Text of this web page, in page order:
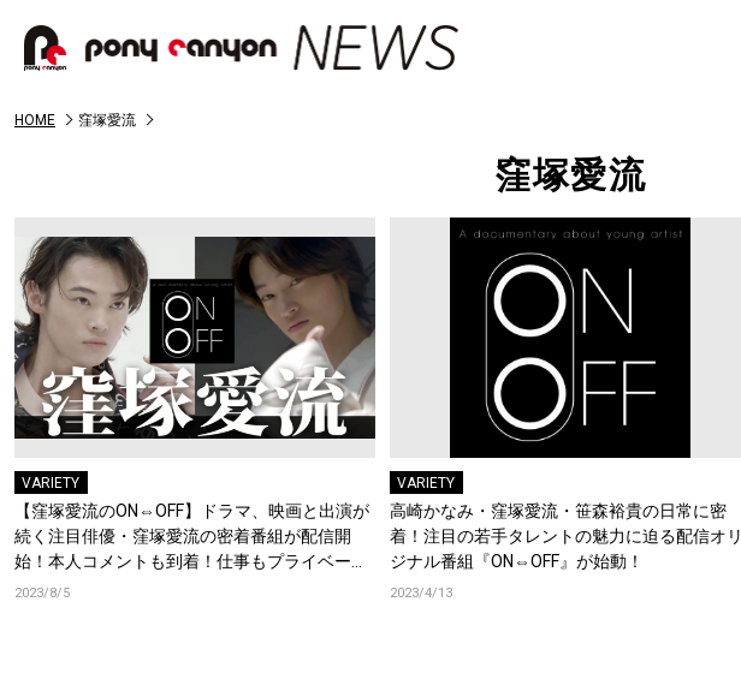
HOME 窪塚愛流
窪塚愛流
VARIETY
【窪塚愛流のON⇔OFF】ドラマ、映画と出演が
続く注目俳優・窪塚愛流の密着番組が配信開
始！本人コメントも到着！仕事もプライベート
も「ありのままの自分が詰まっている」
2023/8/5
VARIETY
高崎かなみ・窪塚愛流・笹森裕貴の日常に密
着！注目の若手タレントの魅力に迫る配信オリ
ジナル番組『ON⇔OFF』が始動！
2023/4/13